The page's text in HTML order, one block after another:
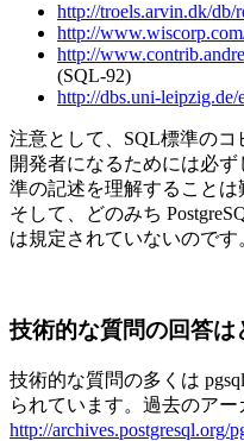
http://troels.arvin.dk/db/
http://
http://
(SQL-92)
http://dbs.uni-leipzig.de/
注意として、SQL標準のコ
開発者になるためには必
準の記述を理解することは
そして、どのみち
は規定されていないのです
技術的な質問の回答は
技術的な質問の多くは
られています。過去のアー
http://archives.postgresql.org/